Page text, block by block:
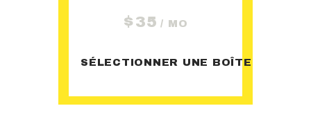
$ 35 / MO
SÉLECTIONNER UNE BOÎTE